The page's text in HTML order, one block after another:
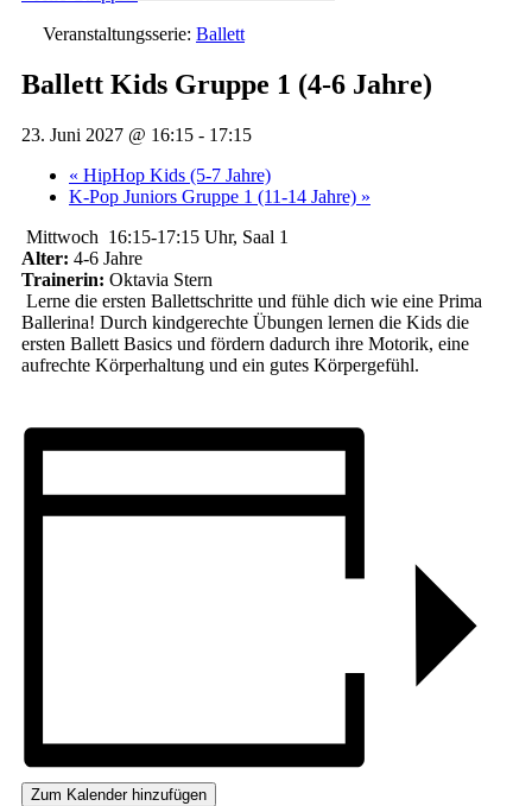
Veranstaltungsserie: Ballett
Ballett Kids Gruppe 1 (4-6 Jahre)
23. Juni 2027 @ 16:15 - 17:15
« HipHop Kids (5-7 Jahre)
K-Pop Juniors Gruppe 1 (11-14 Jahre) »
Mittwoch 16:15-17:15 Uhr, Saal 1
Alter: 4-6 Jahre
Trainerin: Oktavia Stern
Lerne die ersten Ballettschritte und fühle dich wie eine Prima
Ballerina! Durch kindgerechte Übungen lernen die Kids die
ersten Ballett Basics und fördern dadurch ihre Motorik, eine
aufrechte Körperhaltung und ein gutes Körpergefühl.
Zum Kalender hinzufügen